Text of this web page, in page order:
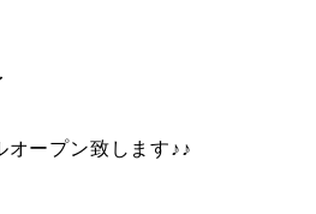
ープン致します♪♪